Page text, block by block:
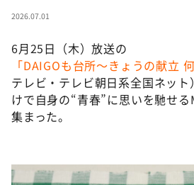
これ余談なんですけど・・・
て真剣です
探偵！ナイトスクープ
news おかえり
河合＆A.B.C-Z塚田×福井アナ「
（news おかえり）
本日はダイアンなり！シーズン２
2026.07.01
6月25日（木）放送の
「DAIGOも台所～きょうの献立
テレビ・テレビ朝日系全国ネット
けで自身の“青春”に思いを馳せ
集まった。